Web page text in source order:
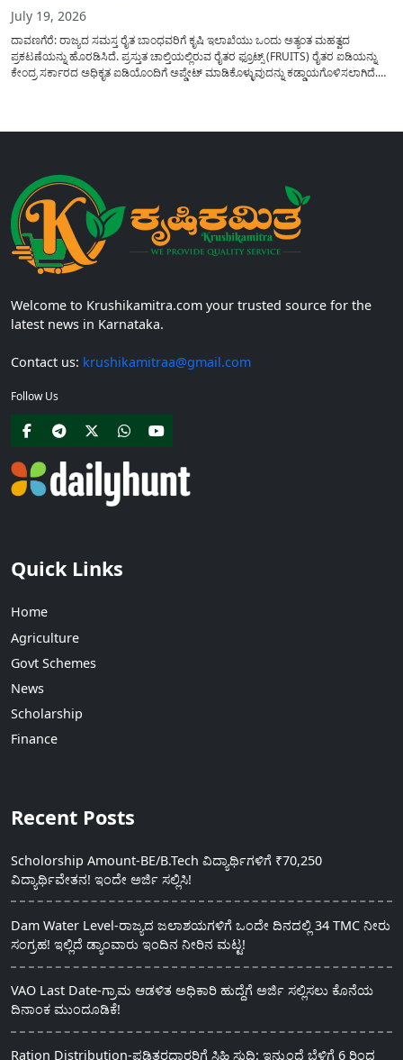
July 19, 2026
ದಾವಣಗೆರೆ: ರಾಜ್ಯದ ಸಮಸ್ತ ರೈತ ಬಾಂಧವರಿಗೆ ಕೃಷಿ ಇಲಾಖೆಯು ಒಂದು ಅತ್ಯಂತ ಮಹತ್ವದ
ಪ್ರಕಟಣೆಯನ್ನು ಹೊರಡಿಸಿದೆ. ಪ್ರಸ್ತುತ ಚಾಲ್ತಿಯಲ್ಲಿರುವ ರೈತರ ಫ್ರೂಟ್ಸ್ (FRUITS) ರೈತರ ಐಡಿಯನ್ನು
ಕೇಂದ್ರ ಸರ್ಕಾರದ ಅಧಿಕೃತ ಐಡಿಯೊಂದಿಗೆ ಅಪ್ಡೇಟ್ ಮಾಡಿಕೊಳ್ಳುವುದನ್ನು ಕಡ್ಡಾಯಗೊಳಿಸಲಾಗಿದೆ.
Welcome to Krushikamitra.com your trusted source for the
latest news in Karnataka.
Contact us: krushikamitraa@gmail.com
Follow Us
Quick Links
Home
Agriculture
Govt Schemes
News
Scholarship
Finance
Recent Posts
Scholorship Amount-BE/B.Tech ವಿದ್ಯಾರ್ಥಿಗಳಿಗೆ ₹70,250
ವಿದ್ಯಾರ್ಥಿವೇತನ! ಇಂದೇ ಅರ್ಜಿ ಸಲ್ಲಿಸಿ!
Dam Water Level-ರಾಜ್ಯದ ಜಲಾಶಯಗಳಿಗೆ ಒಂದೇ ದಿನದಲ್ಲಿ 34 TMC ನೀರು
ಸಂಗ್ರಹ! ಇಲ್ಲಿದೆ ಡ್ಯಾಂವಾರು ಇಂದಿನ ನೀರಿನ ಮಟ್ಟ!
VAO Last Date-ಗ್ರಾಮ ಆಡಳಿತ ಅಧಿಕಾರಿ ಹುದ್ದೆಗೆ ಅರ್ಜಿ ಸಲ್ಲಿಸಲು ಕೊನೆಯ
ದಿನಾಂಕ ಮುಂದೂಡಿಕೆ!
Ration Distribution-ಪಡಿತರದಾರರಿಗೆ ಸಿಹಿ ಸುದ್ದಿ: ಇನ್ಮುಂದೆ ಬೆಳಿಗ್ಗೆ 6 ರಿಂದ